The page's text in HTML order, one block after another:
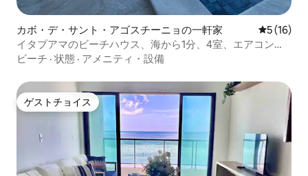
カボ・デ・サント・アゴスチーニョの一軒家 レビュー
5 (16)
イタプアマのビーチハウス、海から1分、4室、エアコン完
備
ビーチ · 状態 · アメニティ・設備
ゲストチョイス
ゲストチョイス